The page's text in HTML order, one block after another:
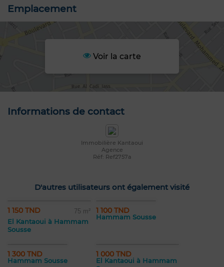
Emplacement
Voir la carte
Informations de contact
Immobilière Kantaoui
Agence
Réf: Ref2757a
D'autres utilisateurs ont également visité
1 150 TND 75 m²
El Kantaoui à Hammam
Sousse
1 100 TND
Hammam Sousse
1 300 TND
Hammam Sousse
1 000 TND
El Kantaoui à Hammam